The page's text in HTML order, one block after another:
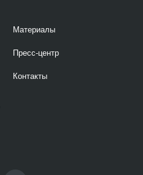
Материалы
Пресс-центр
Контакты